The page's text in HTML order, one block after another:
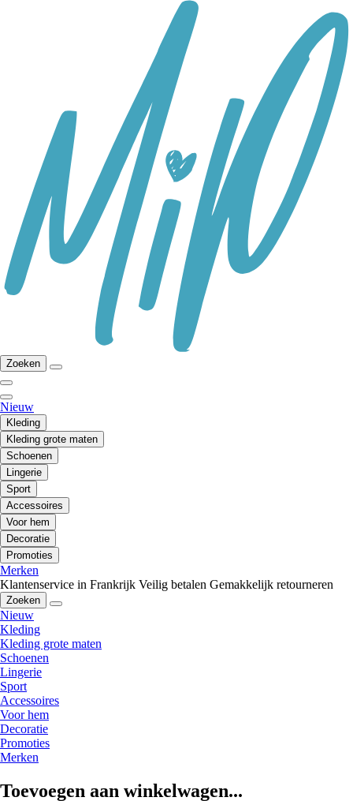
Zoeken
Nieuw
Kleding
Kleding grote maten
Schoenen
Lingerie
Sport
Accessoires
Voor hem
Decoratie
Promoties
Merken
Klantenservice in Frankrijk Veilig betalen Gemakkelijk retourneren
Zoeken
Nieuw
Kleding
Kleding grote maten
Schoenen
Lingerie
Sport
Accessoires
Voor hem
Decoratie
Promoties
Merken
Toevoegen aan winkelwagen...